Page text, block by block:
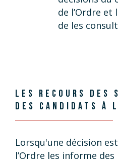
de l’Ordre
de les
LES RECOURS DES
DES CANDIDATS À
Lorsqu'une décision
l’Ordre les informe